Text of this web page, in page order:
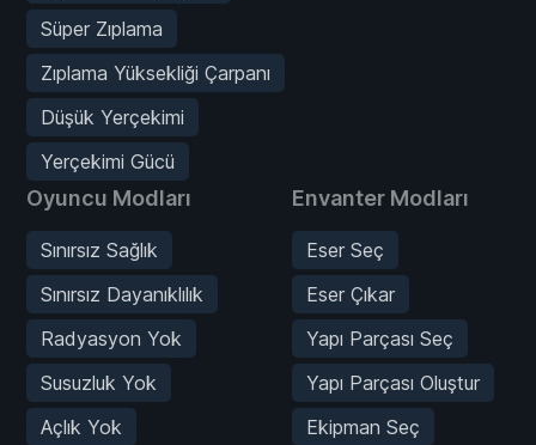
Süper Zıplama
Zıplama Yüksekliği Çarpanı
Düşük Yerçekimi
Yerçekimi Gücü
Oyuncu Modları
Sınırsız Sağlık
Sınırsız Dayanıklılık
Radyasyon Yok
Susuzluk Yok
Açlık Yok
Envanter Modları
Eser Seç
Eser Çıkar
Yapı Parçası Seç
Yapı Parçası Oluştur
Ekipman Seç